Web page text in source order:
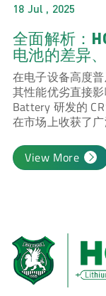
18 Jul , 2025
全面解析：
电池的差异
在电子设备高度
其性能优劣直接
Battery 研发的
在市场上收获了
要点等，从多个
View More